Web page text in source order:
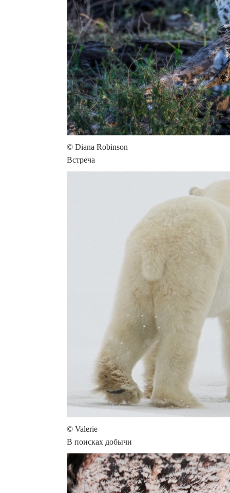
© Diana Robinson
Встреча
© Valerie
В поисках добычи